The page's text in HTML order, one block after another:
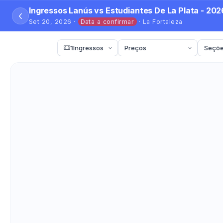
‹ Ingressos Lanús vs Estudiantes De La Plata -
Set 20, 2026 · Data a confirmar · La Fortaleza
1Ingressos